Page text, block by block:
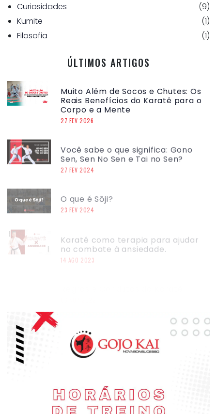
Curiosidades
(9)
Kumite
(1)
Filosofia
(1)
ÚLTIMOS ARTIGOS
Muito Além de Socos e Chutes: Os
Reais Benefícios do Karatê para o
Corpo e a Mente
27 FEV 2026
Você sabe o que significa: Gono
Sen, Sen No Sen e Tai no Sen?
27 FEV 2024
O que é Sōji?
23 FEV 2024
no combate à ansiedade.
14 AGO 2023